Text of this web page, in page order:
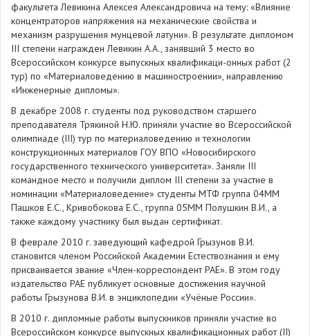
факультета Левикина Алексея Александровича на тему: «Влияние
концентраторов напряжения на механические свойства и
механизм разрушения мунцевой латуни». В результате дипломом
III степени награжден Левикин А.А., занявший 3 место во
Всероссийском конкурсе выпускных квалификаци-онных работ (2
тур) по «Материаловедению в машиностроении», направлению
«Инженерные дипломы».
В декабре 2008 г. студенты под руководством старшего
преподавателя Трякиной Н.Ю. приняли участие во Всероссийской
олимпиаде (III) тур по материаловедению и технологии
конструкционных материалов ГОУ ВПО «Новосибирского
государственного технического университета». Заняли III
командное место и получили диплом III степени за участие в
номинации «Материаловедение» студенты МТФ группа 04ММ
Пашков Е.С., Кривобокова Е.С., группа 05ММ Полушкин В.И., а
также каждому участнику был выдан сертификат.
В феврале 2010 г. заведующий кафедрой Грызунов В.И.
становится членом Российской Академии Естествознания и ему
присваивается звание «Член-корреспондент РАЕ». В этом году
издательство РАЕ публикует основные достижения научной
работы Грызунова В.И. в энциклопедии «Учёные России».
В 2010 г. дипломные работы выпускников приняли участие во
Всероссийском конкурсе выпускных квалификационных работ (II)